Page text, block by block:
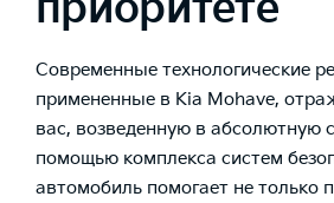
Современные технологические
примененные в Kia Mohave,
вас, возведенную в абсолютную
помощью комплекса систем
автомобиль помогает не только